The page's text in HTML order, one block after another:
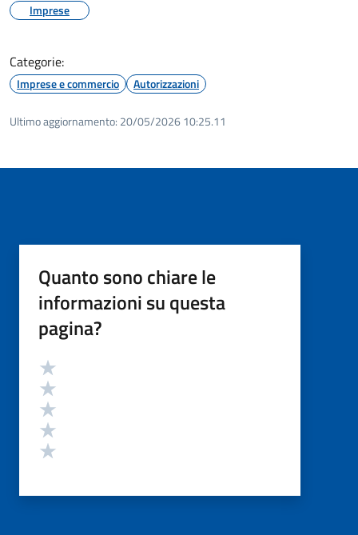
Imprese
Categorie:
Imprese e commercio Autorizzazioni
Ultimo aggiornamento: 20/05/2026 10:25.11
Quanto sono chiare le
informazioni su questa
pagina?
Valutazione